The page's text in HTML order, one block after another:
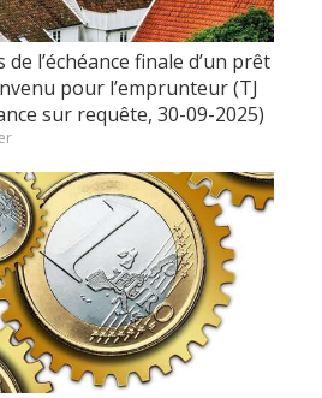
l’échéance finale d’un prêt
pour l’emprunteur (TJ
sur requête, 30-09-2025)